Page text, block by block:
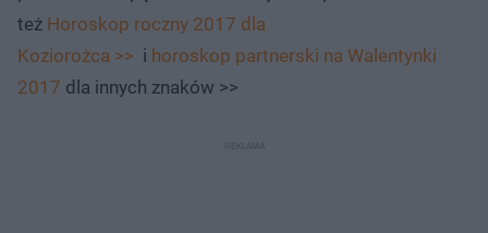
też Horoskop roczny 2017 dla
Koziorożca >> i horoskop partnerski na Walentynki
2017 dla innych znaków >>